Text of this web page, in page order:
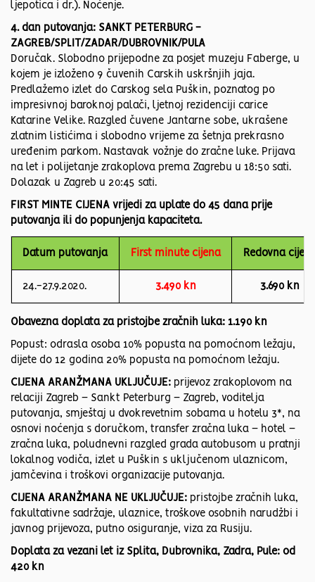
ljepotica i dr.). Noćenje.
4. dan putovanja: SANKT PETERBURG -
ZAGREB/SPLIT/ZADAR/DUBROVNIK/PULA
Doručak. Slobodno prijepodne za posjet muzeju Faberge, u
kojem je izloženo 9 čuvenih Carskih uskršnjih jaja.
Predlažemo izlet do Carskog sela Puškin, poznatog po
impresivnoj baroknoj palači, ljetnoj rezidenciji carice
Katarine Velike. Razgled čuvene Jantarne sobe, ukrašene
zlatnim listićima i slobodno vrijeme za šetnja prekrasno
uređenim parkom. Nastavak vožnje do zračne luke. Prijava
na let i polijetanje zrakoplova prema Zagrebu u 18:50 sati.
Dolazak u Zagreb u 20:45 sati.
FIRST MINTE CIJENA vrijedi za uplate do 45 dana prije
putovanja ili do popunjenja kapaciteta.
Datum putovanja First minute cijena Redovna
24.-27.9.2020. 3.490 kn 3.690 kn
Obavezna doplata za pristojbe zračnih luka: 1.190 kn
Popust: odrasla osoba 10% popusta na pomoćnom ležaju,
dijete do 12 godina 20% popusta na pomoćnom ležaju.
CIJENA ARANŽMANA UKLJUČUJE: prijevoz zrakoplovom na
relaciji Zagreb – Sankt Peterburg – Zagreb, voditelja
putovanja, smještaj u dvokrevetnim sobama u hotelu 3*, na
osnovi noćenja s doručkom, transfer zračna luka – hotel –
zračna luka, poludnevni razgled grada autobusom u pratnji
lokalnog vodiča, izlet u Puškin s uključenom ulaznicom,
jamčevina i troškovi organizacije putovanja.
CIJENA ARANŽMANA NE UKLJUČUJE: pristojbe zračnih luka,
fakultativne sadržaje, ulaznice, troškove osobnih narudžbi i
javnog prijevoza, putno osiguranje, viza za Rusiju.
Doplata za vezani let iz Splita, Dubrovnika, Zadra, Pule: od
420 kn